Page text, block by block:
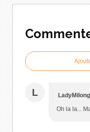
L
Oh la la...